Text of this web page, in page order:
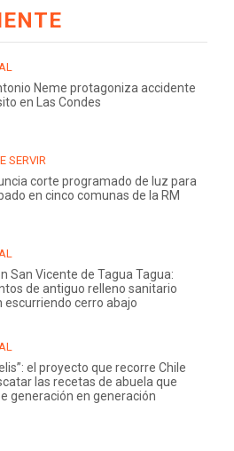
Neme protagoniza accidente
en Las Condes
SERVIR
corte programado de luz para
en cinco comunas de la RM
San Vicente de Tagua Tagua:
de antiguo relleno sanitario
escurriendo cerro abajo
el proyecto que recorre Chile
las recetas de abuela que
generación en generación